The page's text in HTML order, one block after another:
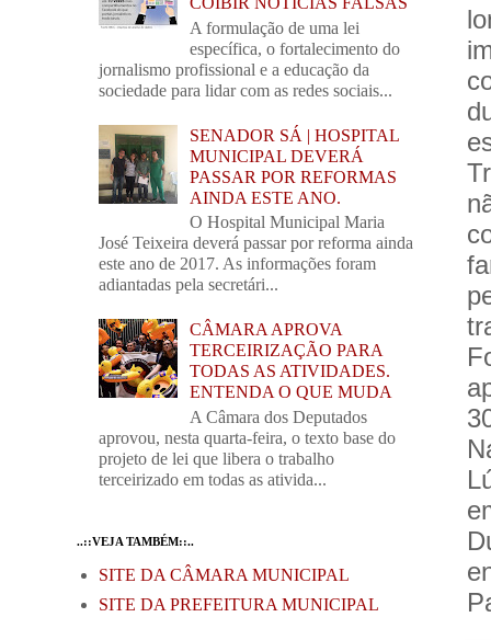
A formulação de uma lei
específica, o fortalecimento do
jornalismo profissional e a educação da
sociedade para lidar com as redes sociais...
SENADOR SÁ | HOSPITAL
MUNICIPAL DEVERÁ
PASSAR POR REFORMAS
AINDA ESTE ANO.
O Hospital Municipal Maria
José Teixeira deverá passar por reforma ainda
este ano de 2017. As informações foram
adiantadas pela secretári...
CÂMARA APROVA
TERCEIRIZAÇÃO PARA
TODAS AS ATIVIDADES.
ENTENDA O QUE MUDA
A Câmara dos Deputados
aprovou, nesta quarta-feira, o texto base do
projeto de lei que libera o trabalho
terceirizado em todas as ativida...
..::VEJA TAMBÉM::..
SITE DA CÂMARA MUNICIPAL
SITE DA PREFEITURA MUNICIPAL